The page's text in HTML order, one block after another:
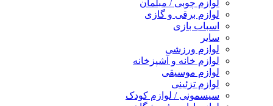
لوازم چوبی / مبلمان
لوازم برقی و گازی
اسباب بازی
سایر
لوازم ورزشی
لوازم خانه و آشپزخانه
لوازم موسیقی
لوازم تزئینی
سیسمونی / لوازم کودک